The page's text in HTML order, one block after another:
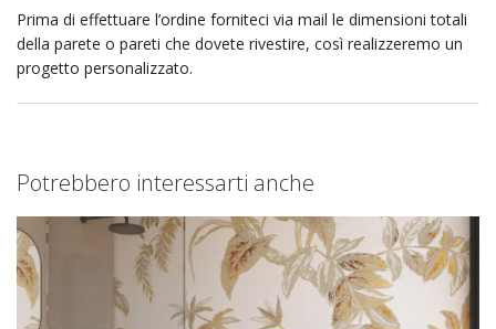
Prima di effettuare l’ordine forniteci via mail le dimensioni totali
della parete o pareti che dovete rivestire, così realizzeremo un
progetto personalizzato.
Potrebbero interessarti anche